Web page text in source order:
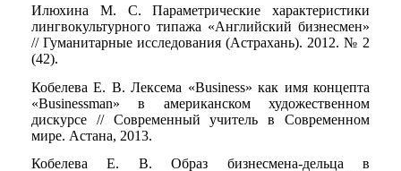
Илюхина М. С. Параметрические характеристики
лингвокультурного типажа «Английский бизнесмен»
// Гуманитарные исследования (Астрахань). 2012. № 2
(42).
Кобелева Е. В. Лексема «Business» как имя концепта
«Businessman» в американском художественном
дискурсе // Современный учитель в Современном
мире. Астана, 2013.
Кобелева Е. В. Образ бизнесмена-дельца в